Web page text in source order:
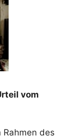
vom
des